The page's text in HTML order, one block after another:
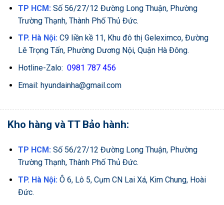
TP HCM: Số 56/27/12 Đường Long Thuận, Phường
Trường Thạnh, Thành Phố Thủ Đức.
TP. Hà Nội:C9 liền kề 11, Khu đô thị Geleximco, Đường
Lê Trọng Tấn, Phường Dương Nội, Quận Hà Đông.
Hotline-Zalo: 0981 787 456
Email: hyundainha@gmail.com
Kho hàng và TT Bảo hành:
TP HCM:Số 56/27/12 Đường Long Thuận, Phường
Trường Thạnh, Thành Phố Thủ Đức.
TP. Hà Nội: Ô 6, Lô 5, Cụm CN Lai Xá, Kim Chung, Hoài
Đức.